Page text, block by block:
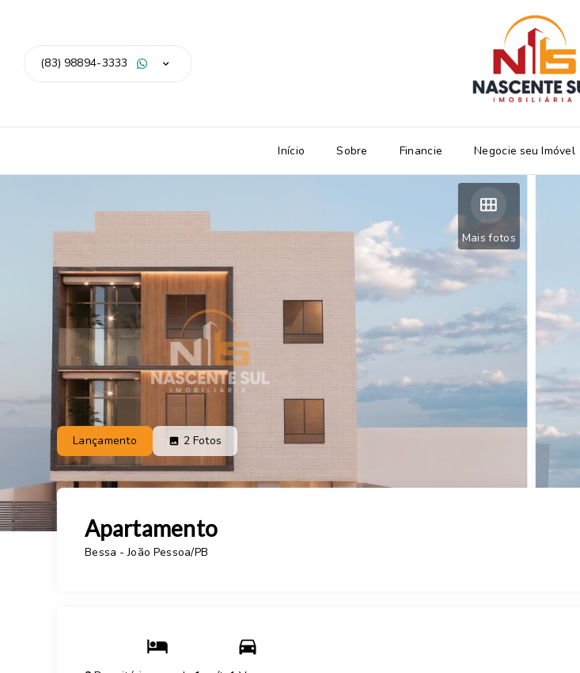
(83) 98894-3333
Início Sobre Financie Negocie seu Imóvel
Mais fotos
Lançamento 2 Fotos
Apartamento
Bessa - João Pessoa/PB